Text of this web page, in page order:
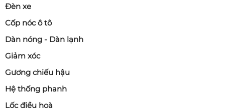
Đèn xe
Cốp nóc ô tô
Dàn nóng - Dàn lạnh
Giảm xóc
Gương chiếu hậu
Hệ thống phanh
Lốc điều hoà